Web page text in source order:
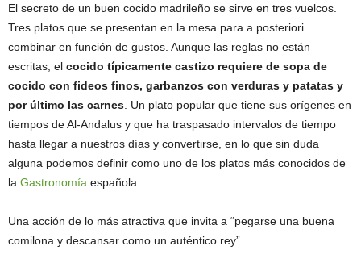
El secreto de un buen cocido madrileño se sirve en tres vuelcos.
Tres platos que se presentan en la mesa para a posteriori
combinar en función de gustos. Aunque las reglas no están
escritas, el cocido típicamente castizo requiere de sopa de
cocido con fideos finos, garbanzos con verduras y patatas y
por último las carnes . Un plato popular que tiene sus orígenes en
tiempos de Al-Andalus y que ha traspasado intervalos de tiempo
hasta llegar a nuestros días y convertirse, en lo que sin duda
alguna podemos definir como uno de los platos más conocidos de
la Gastronomía española.
Una acción de lo más atractiva que invita a “pegarse una buena
comilona y descansar como un auténtico rey”